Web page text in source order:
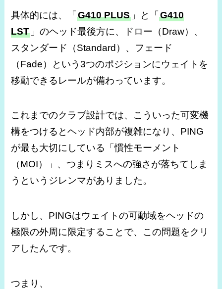
具体的には、「G410 PLUS 」と「G410
LST 」のヘッド最後方に、ドロー（Draw）、
スタンダード（Standard）、フェード
（Fade）という3つのポジションにウェイトを
移動できるレールが備わっています。
これまでのクラブ設計では、こういった可変機
構をつけるとヘッド内部が複雑になり、PING
が最も大切にしている「慣性モーメント
（MOI）」、つまりミスへの強さが落ちてしま
うというジレンマがありました。
しかし、PINGはウェイトの可動域をヘッドの
極限の外周に限定することで、この問題をクリ
アしたんです。
つまり、